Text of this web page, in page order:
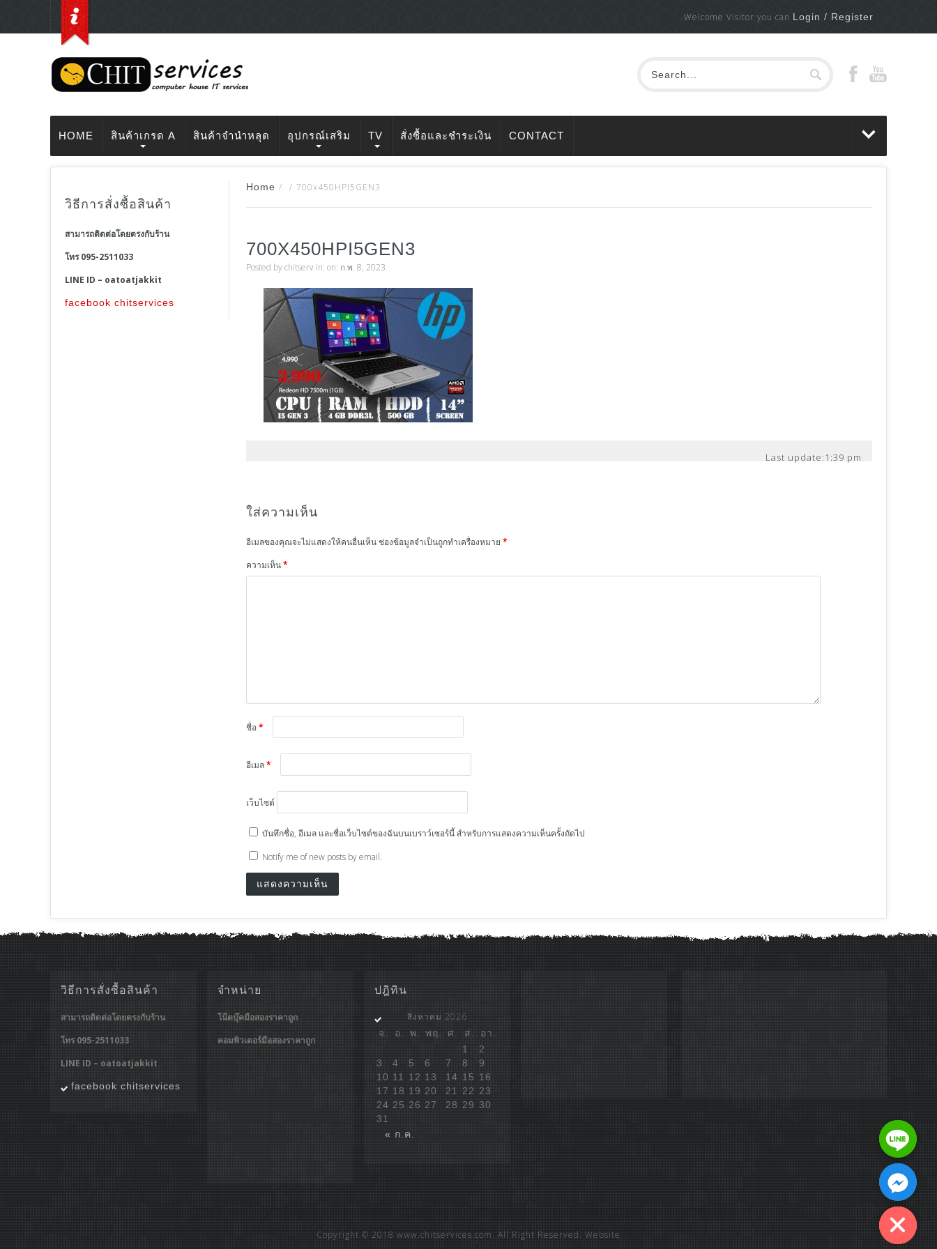
Welcome Visitor you can Login / Register
HOME สินค้าเกรด A สินค้าจำนำหลุด อุปกรณ์เสริม TV สั่งซื้อและชำระเงิน CONTACT
วิธีการสั่งซื้อสินค้า
สามารถติดต่อโดยตรงกับร้าน
โทร 095-2511033
LINE ID – oatoatjakkit
facebook chitservices
Home / / 700x450HPI5GEN3
700X450HPI5GEN3
Posted bychitserv in: on: ก.พ. 8, 2023
Last update: 1:39 pm
ใส่ความเห็น
อีเมลของคุณจะไม่แสดงให้คนอื่นเห็นช่องข้อมูลจำเป็นถูกทำเครื่องหมาย *
ความเห็น*
ชื่อ*
อีเมล*
เว็บไซต์
บันทึกชื่อ, อีเมล และชื่อเว็บไซต์ของฉันบนเบราว์เซอร์นี้ สำหรับการแสดงความเห็นครั้งถัดไป
Notify me of new posts by email.
วิธีการสั่งซื้อสินค้า
สามารถติดต่อโดยตรงกับร้าน
โทร 095-2511033
LINE ID – oatoatjakkit
facebook chitservices
จำหน่าย
โน๊ตบุ๊คมือสองราคาถูก
คอมพิวเตอร์มือสองราคาถูก
ปฎิทิน
สิงหาคม 2026
จ. อ. พ. พฤ. ศ. ส.
อา.
1
2
3
4 5 6 7 8
9
10 11 12 13 14 15 16
17 18 19 20 21 22 23
24 25 26 27 28 29 30
31
« ก.ค.
Copyright © 2018 www.chitservices.com. All Right Reserved. Website